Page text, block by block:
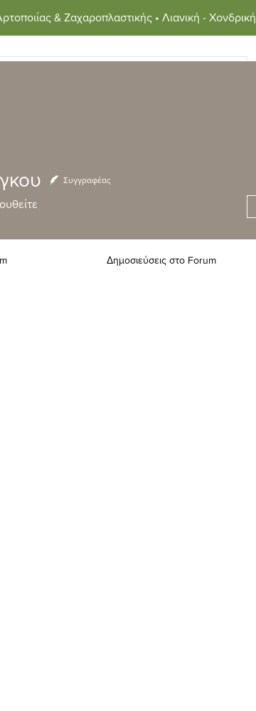
& Ζαχαροπλαστικής • Λιανική - Χονδρική
Συγγραφέας
Δημοσιεύσεις στο Forum